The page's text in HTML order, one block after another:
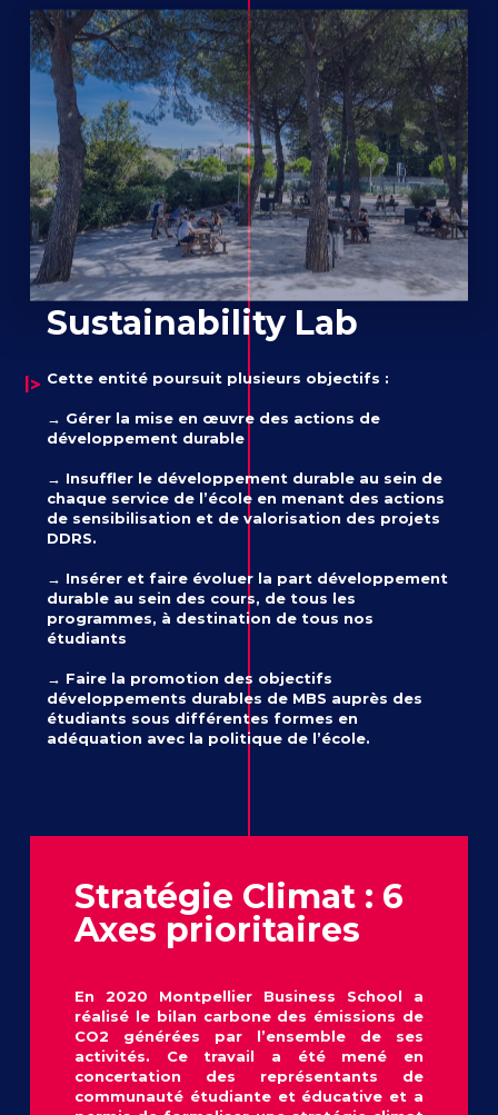
Sustainability Lab
Cette entité poursuit plusieurs objectifs :
→ Gérer la mise en œuvre des actions de
développement durable
→ Insuffler le développement durable au sein de
chaque service de l’école en menant des actions
de sensibilisation et de valorisation des projets
DDRS.
→ Insérer et faire évoluer la part développement
durable au sein des cours, de tous les
programmes, à destination de tous nos
étudiants
→ Faire la promotion des objectifs
développements durables de MBS auprès des
étudiants sous différentes formes en
adéquation avec la politique de l’école.
Stratégie Climat : 6
Axes prioritaires
En 2020 Montpellier Business School a
réalisé le bilan carbone des émissions de
CO2 générées par l’ensemble de ses
activités. Ce travail a été mené en
concertation des représentants de
communauté étudiante et éducative et a